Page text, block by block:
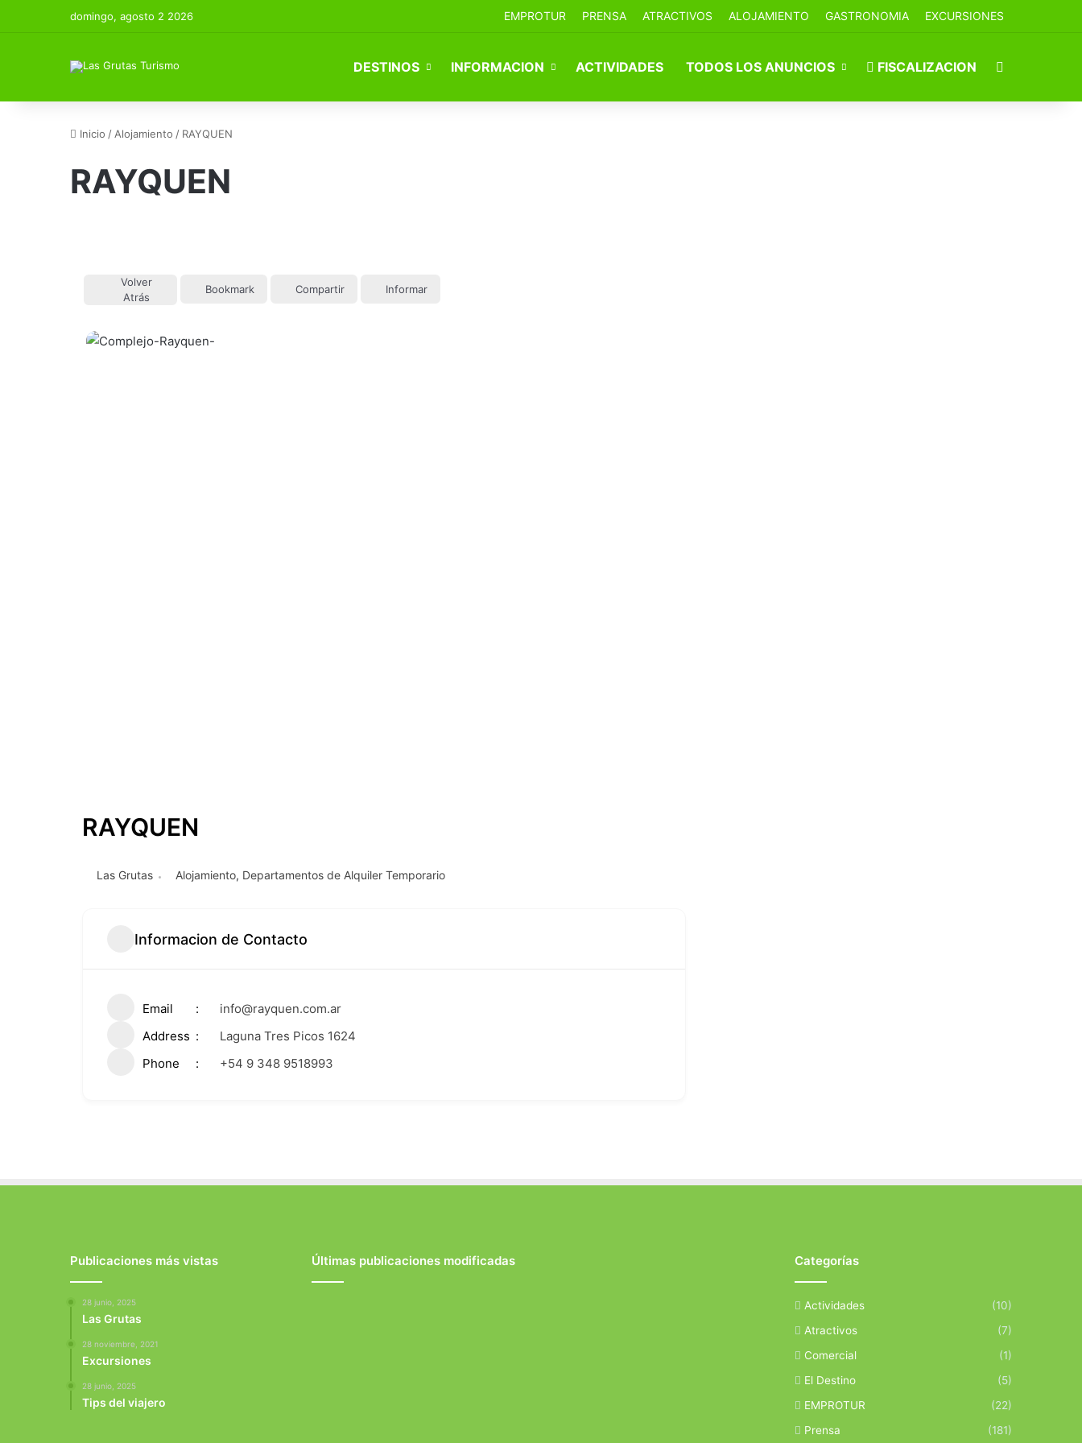
domingo, agosto 2 2026 EMPROTUR PRENSA ATRACTIVOS ALOJAMIENTO GASTRONOMIA EXCURSIONES
DESTINOS INFORMACION ACTIVIDADES TODOS LOS ANUNCIOS FISCALIZACION
Inicio / Alojamiento / RAYQUEN
RAYQUEN
Volver
Atrás
Bookmark Compartir Informar
RAYQUEN
Las Grutas Alojamiento, Departamentos de Alquiler Temporario
Informacion de Contacto
Email
info@rayquen.com.ar
Address
Laguna Tres Picos 1624
Phone
+54 9 348 9518993
Publicaciones más vistas
28 junio, 2025
Las Grutas
28 noviembre, 2021
Excursiones
28 junio, 2025
Tips del viajero
Últimas publicaciones modificadas Categorías
Actividades
(10)
Atractivos
(7)
Comercial
(1)
El Destino
(5)
EMPROTUR
(22)
Prensa
(181)